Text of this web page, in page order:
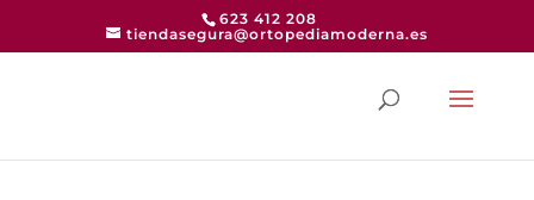
623 412 208
tiendasegura@ortopediamoderna.es